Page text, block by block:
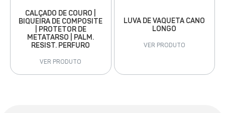
CALÇADO DE COURO |
BIQUEIRA DE COMPOSITE
| PROTETOR DE
METATARSO | PALM.
RESIST. PERFURO
VER PRODUTO
LUVA DE VAQUETA CANO
LONGO
VER PRODUTO